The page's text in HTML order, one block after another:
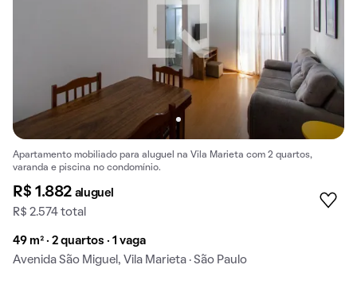
Apartamento mobiliado para aluguel na Vila Marieta com 2 quartos,
varanda e piscina no condomínio.
R$ 1.882 aluguel
R$ 2.574 total
49 m² · 2 quartos · 1 vaga
Avenida São Miguel, Vila Marieta · São Paulo